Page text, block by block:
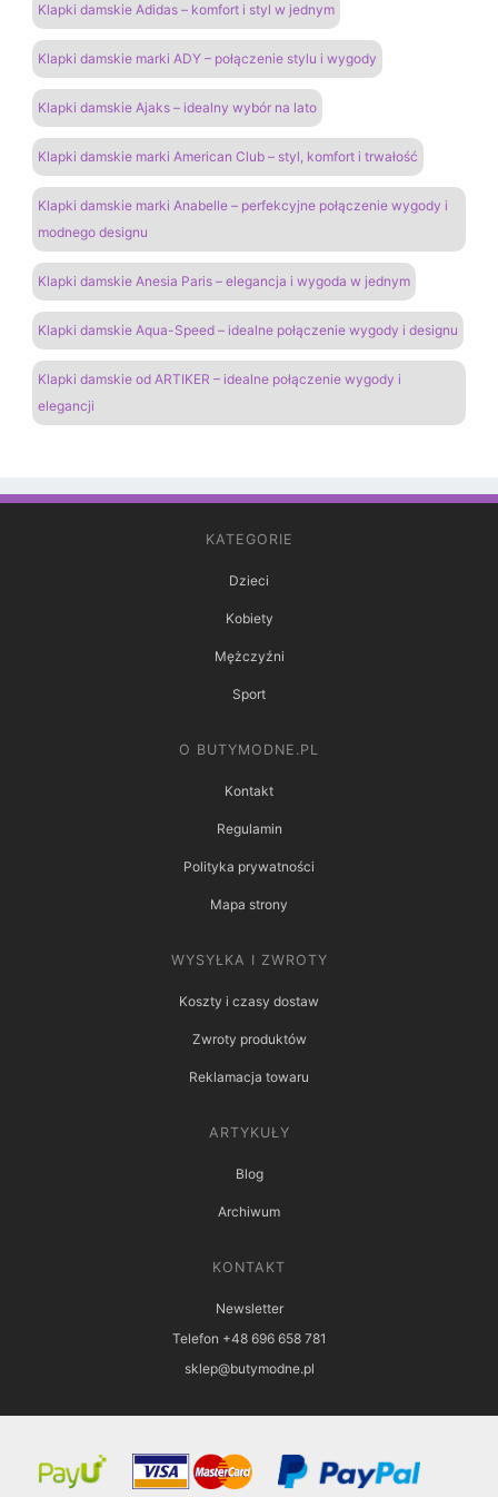
Klapki damskie Adidas – komfort i styl w jednym
Klapki damskie marki ADY – połączenie stylu i wygody
Klapki damskie Ajaks – idealny wybór na lato
Klapki damskie marki American Club – styl, komfort i trwałość
Klapki damskie marki Anabelle – perfekcyjne połączenie wygody i
modnego designu
Klapki damskie Anesia Paris – elegancja i wygoda w jednym
Klapki damskie Aqua-Speed – idealne połączenie wygody i designu
Klapki damskie od ARTIKER – idealne połączenie wygody i
elegancji
KATEGORIE
Dzieci
Kobiety
Mężczyźni
Sport
O BUTYMODNE.PL
Kontakt
Regulamin
Polityka prywatności
Mapa strony
WYSYŁKA I ZWROTY
Koszty i czasy dostaw
Zwroty produktów
Reklamacja towaru
ARTYKUŁY
Blog
Archiwum
KONTAKT
Newsletter
Telefon +48 696 658 781
sklep@butymodne.pl